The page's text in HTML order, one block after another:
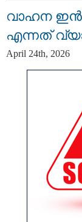
വാഹന
എന്നത്
April 24th, 2026